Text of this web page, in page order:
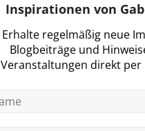
Inspirationen von
Erhalte regelmäßig neue
Blogbeiträge und
Veranstaltungen direkt per